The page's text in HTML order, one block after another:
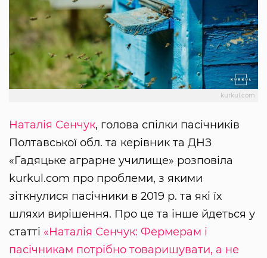
kurkul.com
Наталія Сенчук, голова спілки пасічників
Полтавської обл. та керівник та ДНЗ
«Гадяцьке аграрне училище» розповіла
kurkul.com про проблеми, з якими
зіткнулися пасічники в 2019 р. та які їх
шляхи вирішення. Про це та інше йдеться у
статті «Наталія Сенчук: Фермерам і
пасічникам потрібно товаришувати, а не